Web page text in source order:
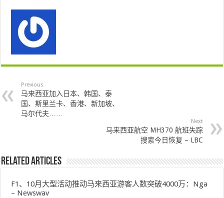
Previous
马来西亚加入日本、韩国、泰
国、斯里兰卡、香港、新加坡、
马尔代夫……
Next
马来西亚航空 MH370 航班失踪
搜索今日恢复 – LBC
Related Articles
F1、10月大型活动推动马来西亚游客人数突破4000万：Nga
– Newswav